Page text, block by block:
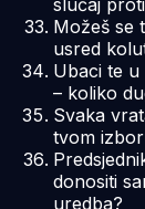
Možeš se
usred
Ubaci te
– koliko
Svaka
tvom
donositi
uredba?